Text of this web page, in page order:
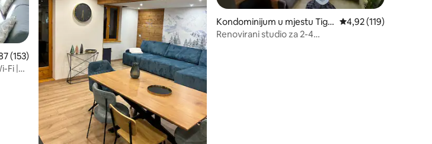
ocjena 4,87 od 5, recenzija: 153
(153)
Fi |
Kondominijum u mjestu Tign
es
prosječna ocjena 4,92
4,92 (119)
Renovirani studio za 2-4